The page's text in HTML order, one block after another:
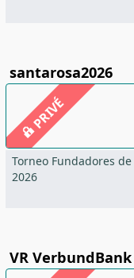
santarosa2026
PRIVÉ
Torneo Fundadores
2026
VR